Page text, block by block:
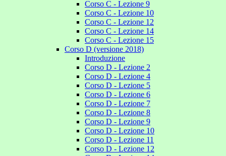
Corso C - Lezione 9
Corso C - Lezione 10
Corso C - Lezione 12
Corso C - Lezione 14
Corso C - Lezione 15
Corso D (versione 2018)
Introduzione
Corso D - Lezione 2
Corso D - Lezione 4
Corso D - Lezione 5
Corso D - Lezione 6
Corso D - Lezione 7
Corso D - Lezione 8
Corso D - Lezione 9
Corso D - Lezione 10
Corso D - Lezione 11
Corso D - Lezione 12